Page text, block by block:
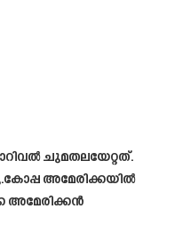
ചുമതലയേറ്റത്.
അമേരിക്കയിൽ
അമേരിക്കൻ